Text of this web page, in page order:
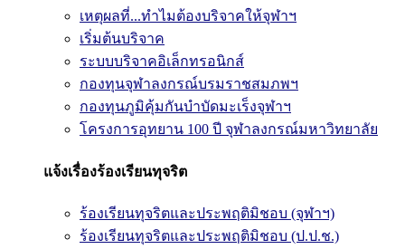
เหตุผลที่...ทำไมต้องบริจาคให้จุฬาฯ
เริ่มต้นบริจาค
ระบบบริจาคอิเล็กทรอนิกส์
กองทุนจุฬาลงกรณ์บรมราชสมภพฯ
กองทุนภูมิคุ้มกันบำบัดมะเร็งจุฬาฯ
โครงการอุทยาน 100 ปี จุฬาลงกรณ์มหาวิทยาลัย
แจ้งเรื่องร้องเรียนทุจริต
ร้องเรียนทุจริตและประพฤติมิชอบ (จุฬาฯ)
ร้องเรียนทุจริตและประพฤติมิชอบ (ป.ป.ช.)